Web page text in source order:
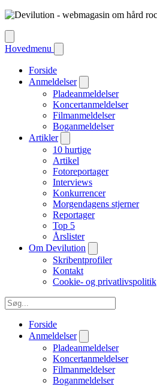
Hovedmenu
Forside
Anmeldelser
Pladeanmeldelser
Koncertanmeldelser
Filmanmeldelser
Boganmeldelser
Artikler
10 hurtige
Artikel
Fotoreportager
Interviews
Konkurrencer
Morgendagens stjerner
Reportager
Top 5
Årslister
Om Devilution
Skribentprofiler
Kontakt
Cookie- og privatlivspolitik
Forside
Anmeldelser
Pladeanmeldelser
Koncertanmeldelser
Filmanmeldelser
Boganmeldelser